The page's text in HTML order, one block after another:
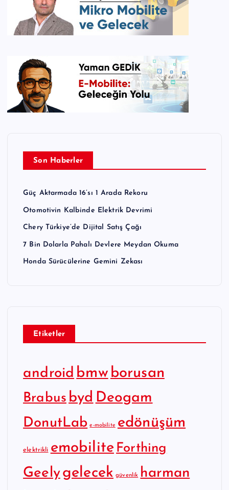
Son Haberler
Güç Aktarmada 16’sı 1 Arada Rekoru
Otomotivin Kalbinde Elektrik Devrimi
Chery Türkiye’de Dijital Satış Çağı
7 Bin Dolarla Pahalı Devlere Meydan Okuma
Honda Sürücülerine Gemini Zekası
Etiketler
android bmw borusan
Brabus byd Deogam
DonutLab e-mobilite edönüşüm
elektrikli emobilite Forthing
Geelygelecek güvenlik harman